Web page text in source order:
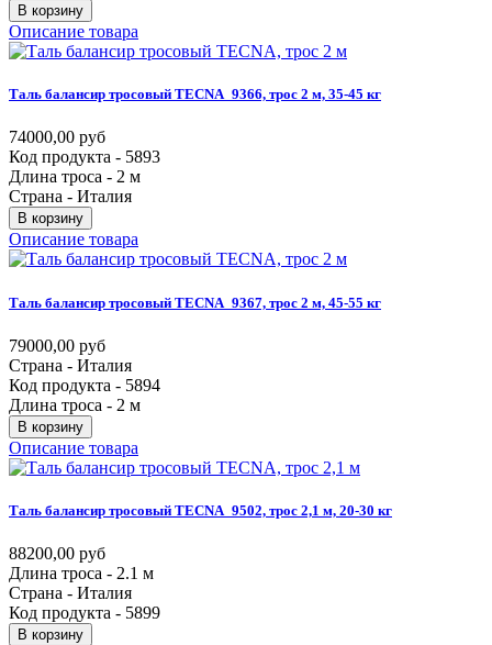
В корзину
Описание товара
Таль балансир тросовый TECNA_9366, трос 2 м, 35-45 кг
74000,00 руб
Код продукта - 5893
Длина троса - 2 м
Страна - Италия
В корзину
Описание товара
Таль балансир тросовый TECNA_9367, трос 2 м, 45-55 кг
79000,00 руб
Страна - Италия
Код продукта - 5894
Длина троса - 2 м
В корзину
Описание товара
Таль балансир тросовый TECNA_9502, трос 2,1 м, 20-30 кг
88200,00 руб
Длина троса - 2.1 м
Страна - Италия
Код продукта - 5899
В корзину